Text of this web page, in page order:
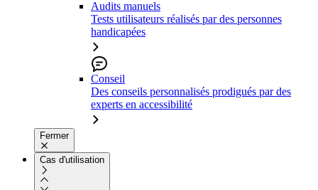
Audits manuels
Tests utilisateurs réalisés par des personnes
handicapées
Conseil
Des conseils personnalisés prodigués par des
experts en accessibilité
Fermer
Cas d'utilisation